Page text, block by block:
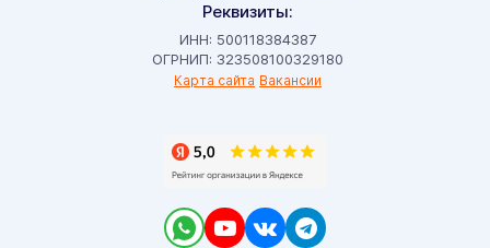
Реквизиты:
ИНН: 500118384387
ОГРНИП: 323508100329180
Карта сайта Вакансии